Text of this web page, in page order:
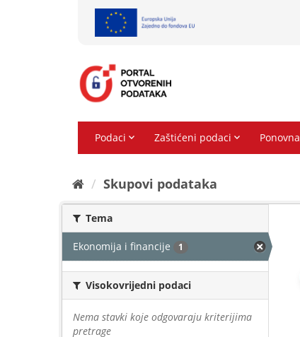
Skupovi podаtаkа
Tema
Ekonomija i financije 1
Visokovrijedni podaci
Nema stavki koje odgovaraju kriterijima
pretrage